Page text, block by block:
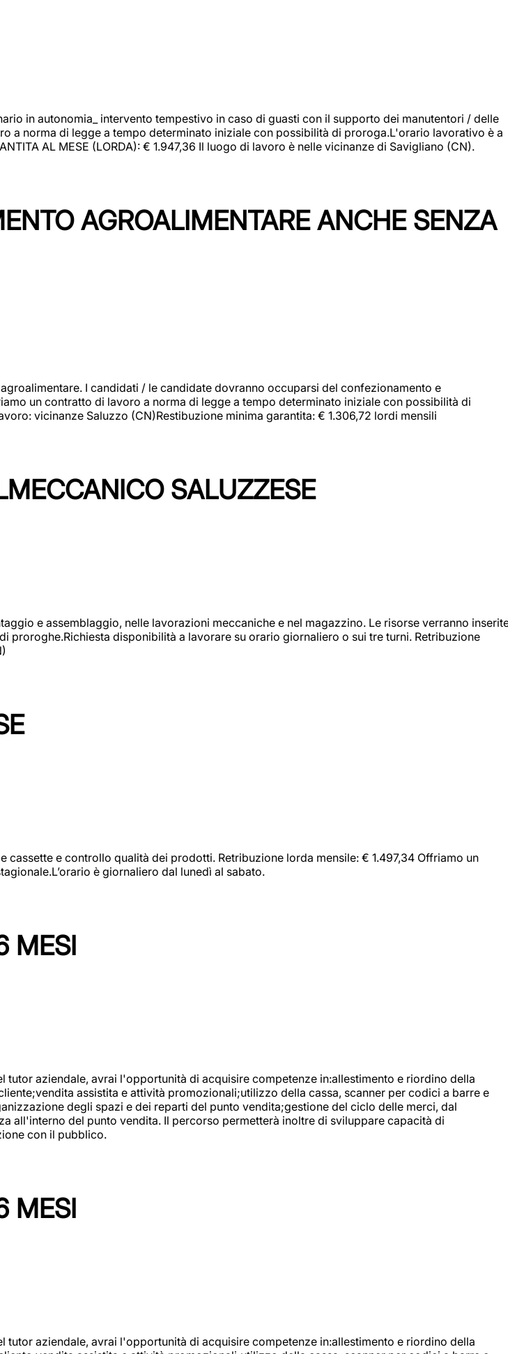
in autonomia_ intervento tempestivo in caso di guasti con il supporto dei manutentori / delle
a norma di legge a tempo determinato iniziale con possibilità di proroga.L'orario lavorativo è a
AL MESE (LORDA): € 1.947,36 Il luogo di lavoro è nelle vicinanze di Savigliano (CN).
AGROALIMENTARE ANCHE SENZA
I candidati / le candidate dovranno occuparsi del confezionamento e
un contratto di lavoro a norma di legge a tempo determinato iniziale con possibilità di
vicinanze Saluzzo (CN)Restibuzione minima garantita: € 1.306,72 lordi mensili
SALUZZESE
e assemblaggio, nelle lavorazioni meccaniche e nel magazzino. Le risorse verranno
disponibilità a lavorare su orario giornaliero o sui tre turni. Retribuzione
e controllo qualità dei prodotti. Retribuzione lorda mensile: € 1.497,34 Offriamo un
è giornaliero dal lunedì al sabato.
MESI
aziendale, avrai l'opportunità di acquisire competenze in:allestimento e riordino della
assistita e attività promozionali;utilizzo della cassa, scanner per codici a barre e
degli spazi e dei reparti del punto vendita;gestione del ciclo delle merci, dal
all'interno del punto vendita. Il percorso permetterà inoltre di sviluppare capacità di
con il pubblico.
MESI
aziendale, avrai l'opportunità di acquisire competenze in:allestimento e riordino della